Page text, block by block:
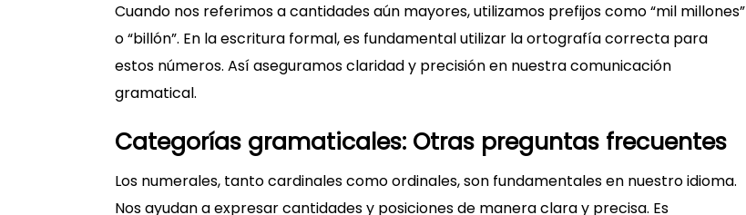
Cuando nos referimos a cantidades aún mayores, utilizamos prefijos como “mil millones”
o “billón”. En la escritura formal, es fundamental utilizar la ortografía correcta para
estos números. Así aseguramos claridad y precisión en nuestra comunicación
gramatical.
Categorías gramaticales: Otras preguntas frecuentes
Los numerales, tanto cardinales como ordinales, son fundamentales en nuestro idioma.
Nos ayudan a expresar cantidades y posiciones de manera clara y precisa. Es